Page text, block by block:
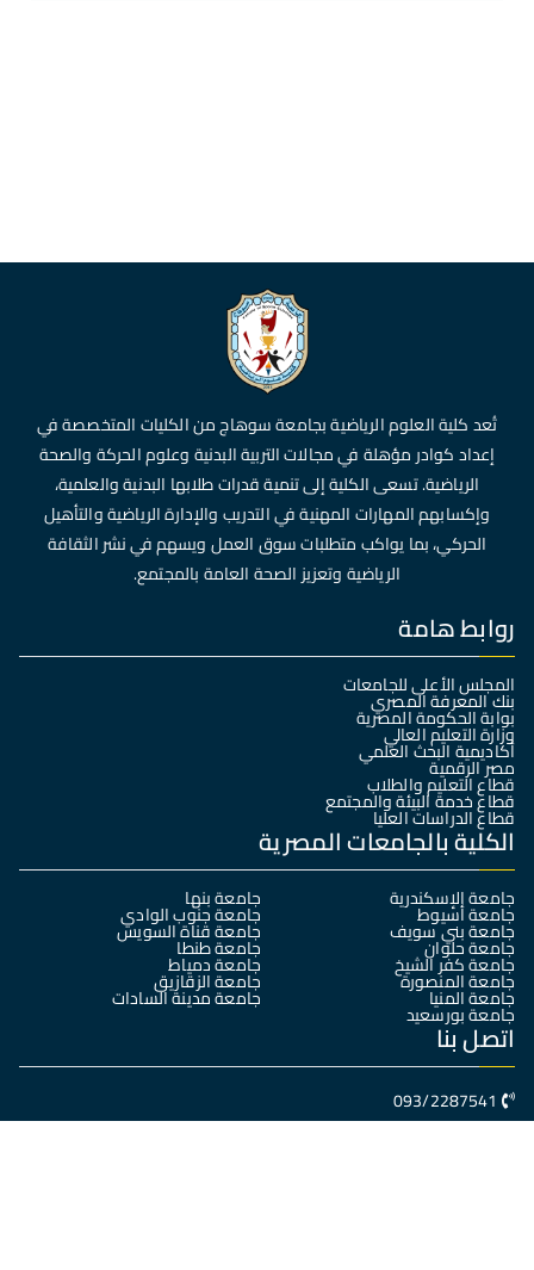
تُعد كلية العلوم الرياضية بجامعة سوهاج من الكليات المتخصصة في
إعداد كوادر مؤهلة في مجالات التربية البدنية وعلوم الحركة والصحة
الرياضية. تسعى الكلية إلى تنمية قدرات طلابها البدنية والعلمية،
وإكسابهم المهارات المهنية في التدريب والإدارة الرياضية والتأهيل
الحركي، بما يواكب متطلبات سوق العمل ويسهم في نشر الثقافة
الرياضية وتعزيز الصحة العامة بالمجتمع.
روابط هامة
المجلس الأعلى للجامعات
بنك المعرفة المصري
بوابة الحكومة المصرية
وزارة التعليم العالي
أكاديمية البحث العلمي
مصر الرقمية
قطاع التعليم والطلاب
قطاع خدمة البيئة والمجتمع
قطاع الدراسات العليا
الكلية بالجامعات المصرية
جامعة الإسكندرية
جامعة أسيوط
جامعة بني سويف
جامعة حلوان
جامعة كفر الشيخ
جامعة المنصورة
جامعة المنيا
جامعة بورسعيد
جامعة بنها
جامعة جنوب الوادي
جامعة قناة السويس
جامعة طنطا
جامعة دمياط
جامعة الزقازيق
جامعة مدينة السادات
اتصل بنا
093/2287541
سوهاج- جامعة سوهاج الجديدة – كلية العلوم الرياضية